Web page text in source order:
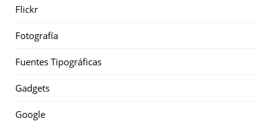
Flickr
Fotografía
Fuentes Tipográficas
Gadgets
Google